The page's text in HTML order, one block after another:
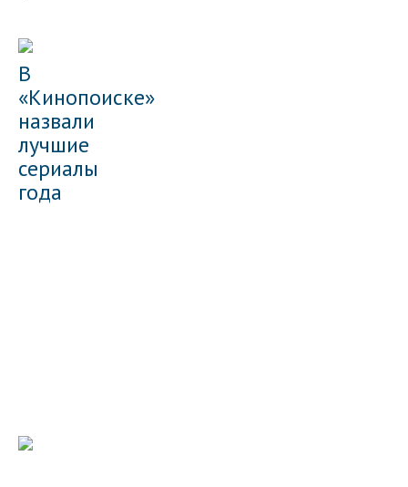
В
«Кинопоиске»
назвали
лучшие
сериалы
года